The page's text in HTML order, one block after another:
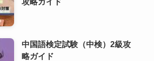
中国語検定試験（中検）2級攻
略ガイド